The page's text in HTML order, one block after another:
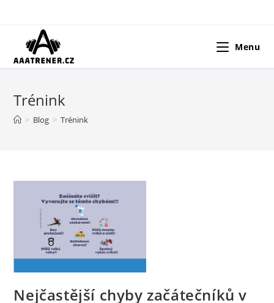
obsahu
Menu
Trénink
> Blog > Trénink
Nejčastější chyby začátečníků v